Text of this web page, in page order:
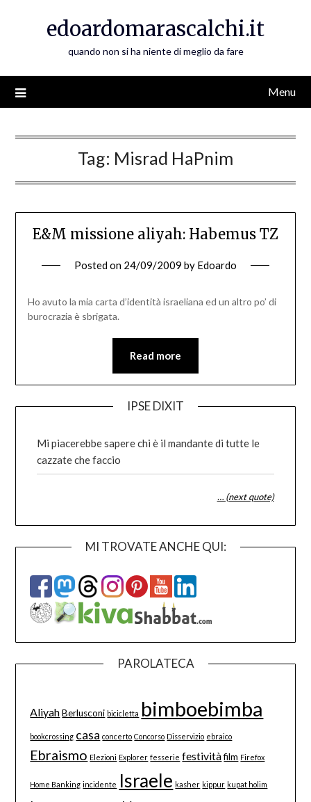
edoardomarascalchi.it
quando non si ha niente di meglio da fare
Menu
Tag: Misrad HaPnim
E&M missione aliyah: Habemus TZ
Posted on 24/09/2009 by Edoardo
Ho avuto la mia carta d’identità israeliana ed un altro po’ di
burocrazia è sbrigata.
Read more
IPSE DIXIT
Mi piacerebbe sapere chi è il mandante di tutte le
cazzate che faccio
… (next quote)
MI TROVATE ANCHE QUI:
PAROLATECA
Aliyah Berlusconi bicicletta bimboebimba
bookcrossing casa concerto Concorso Disservizio ebraico
Ebraismo Elezioni Explorer fesserie festività film Firefox
Home Banking incidente Israele kasher kippur kupat holim